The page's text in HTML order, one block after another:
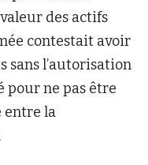
des actifs
contestait avoir
sans l’autorisation
pour ne pas être
entre la